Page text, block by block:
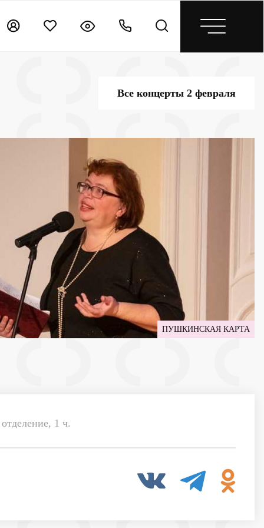
Все концерты 2 февраля
ПУШКИНСКАЯ КАРТА
1 ч.